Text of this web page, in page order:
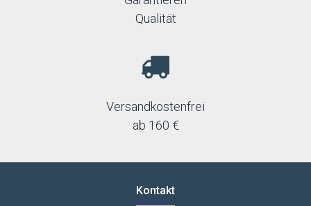
Qualität
Versandkostenfrei
ab 160 €
Kontakt